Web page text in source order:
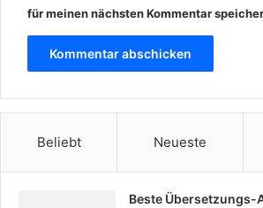
für meinen nächsten Kommentar
Beliebt Neueste
Beste Übersetzungs-